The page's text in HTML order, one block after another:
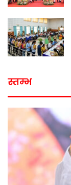
स्तम्भ